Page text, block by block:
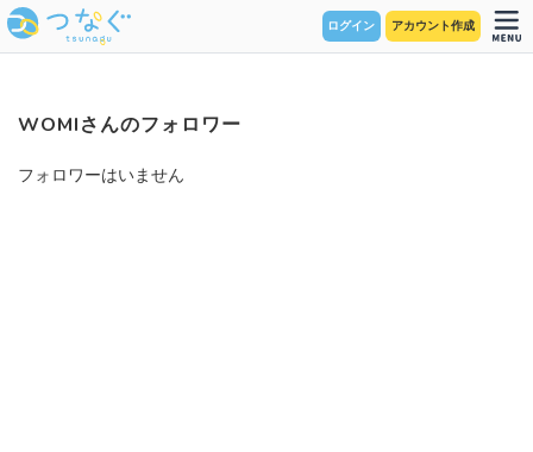
ログイン アカウント作成
WOMIさんのフォロワー
フォロワーはいません